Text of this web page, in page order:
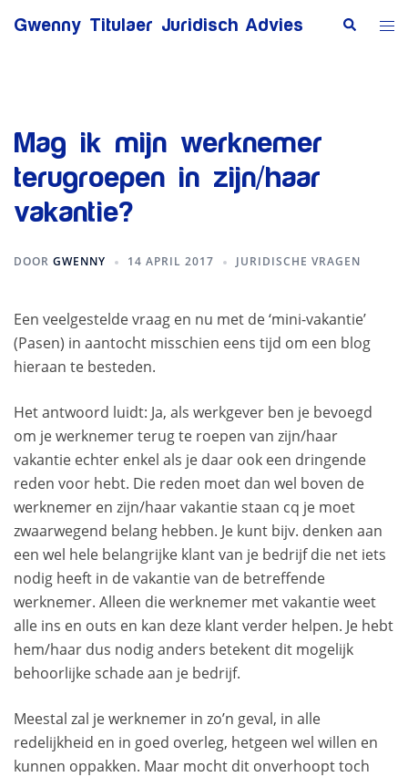
naarGwenny Titulaer Juridisch Advies Zoeken
Mag ik mijn werknemer
terugroepen in zijn/haar
vakantie?
DOOR GWENNY 14 APRIL 2017 JURIDISCHE VRAGEN
Een veelgestelde vraag en nu met de ‘mini-vakantie’
(Pasen) in aantocht misschien eens tijd om een blog
hieraan te besteden.
Het antwoord luidt: Ja, als werkgever ben je bevoegd
om je werknemer terug te roepen van zijn/haar
vakantie echter enkel als je daar ook een dringende
reden voor hebt. Die reden moet dan wel boven de
werknemer en zijn/haar vakantie staan cq je moet
zwaarwegend belang hebben. Je kunt bijv. denken aan
een wel hele belangrijke klant van je bedrijf die net iets
nodig heeft in de vakantie van de betreffende
werknemer. Alleen die werknemer met vakantie weet
alle ins en outs en kan deze klant verder helpen. Je hebt
hem/haar dus nodig anders betekent dit mogelijk
behoorlijke schade aan je bedrijf.
Meestal zal je werknemer in zo’n geval, in alle
redelijkheid en in goed overleg, hetgeen wel willen en
kunnen oppakken. Maar mocht dit onverhoopt toch